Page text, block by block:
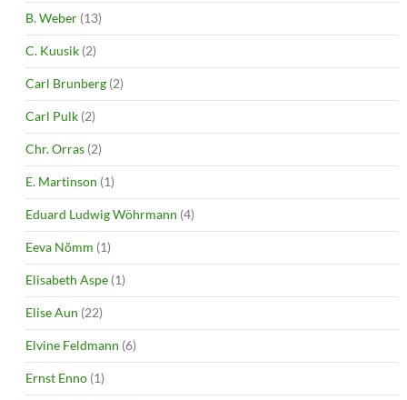
B. Weber (13)
C. Kuusik (2)
Carl Brunberg (2)
Carl Pulk (2)
Chr. Orras (2)
E. Martinson (1)
Eduard Ludwig Wöhrmann (4)
Eeva Nõmm (1)
Elisabeth Aspe (1)
Elise Aun (22)
Elvine Feldmann (6)
Ernst Enno (1)